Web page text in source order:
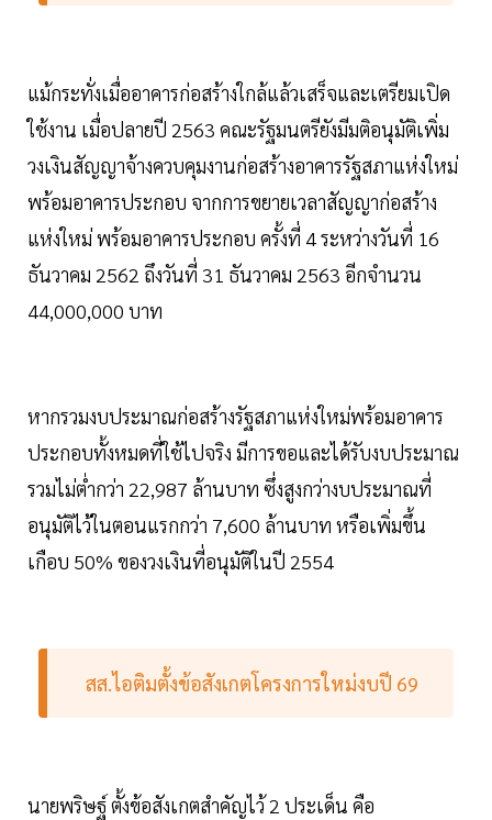
แม้กระทั่งเมื่ออาคารก่อสร้างใกล้แล้วเสร็จและเตรียมเปิด
ใช้งาน เมื่อปลายปี 2563 คณะรัฐมนตรียังมีมติอนุมัติเพิ่ม
วงเงินสัญญาจ้างควบคุมงานก่อสร้างอาคารรัฐสภาแห่งใหม่
พร้อมอาคารประกอบ จากการขยายเวลาสัญญาก่อสร้าง
แห่งใหม่ พร้อมอาคารประกอบ ครั้งที่ 4 ระหว่างวันที่ 16
ธันวาคม 2562 ถึงวันที่ 31 ธันวาคม 2563 อีกจำนวน
44,000,000 บาท
หากรวมงบประมาณก่อสร้างรัฐสภาแห่งใหม่พร้อมอาคาร
ประกอบทั้งหมดที่ใช้ไปจริง มีการขอและได้รับงบประมาณ
รวมไม่ต่ำกว่า 22,987 ล้านบาท ซึ่งสูงกว่างบประมาณที่
อนุมัติไว้ในตอนแรกกว่า 7,600 ล้านบาท หรือเพิ่มขึ้น
เกือบ 50% ของวงเงินที่อนุมัติในปี 2554
สส.ไอติมตั้งข้อสังเกตโครงการใหม่งบปี 69
นายพริษฐ์ ตั้งข้อสังเกตสำคัญไว้ 2 ประเด็น คือ